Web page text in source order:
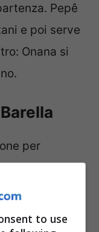
Pepê
e poi serve
Onana si
per
profondità
del
palla che
to use